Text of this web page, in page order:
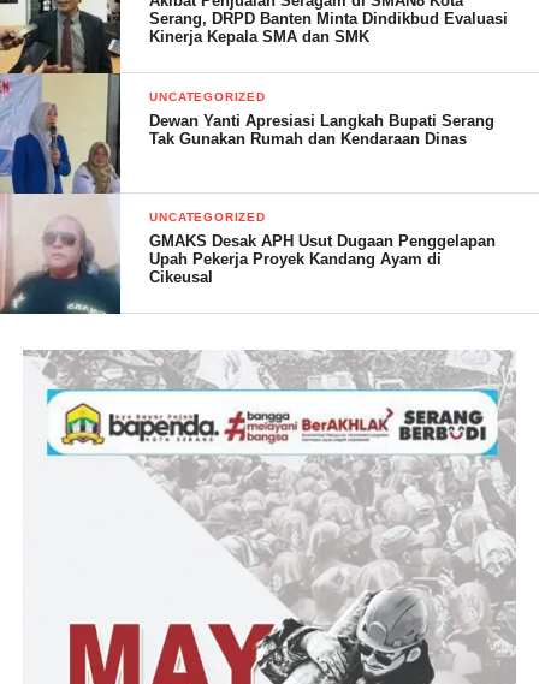
Serang, DRPD Banten Minta Dindikbud Evaluasi
Kinerja Kepala SMA dan SMK
UNCATEGORIZED
Dewan Yanti Apresiasi Langkah Bupati Serang
Tak Gunakan Rumah dan Kendaraan Dinas
UNCATEGORIZED
GMAKS Desak APH Usut Dugaan Penggelapan
Upah Pekerja Proyek Kandang Ayam di
Cikeusal